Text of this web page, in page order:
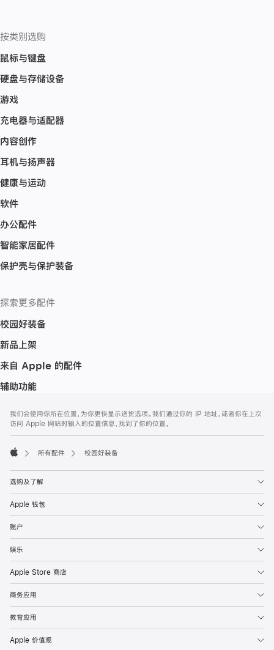
按类别选购
鼠标与键盘
硬盘与存储设备
游戏
充电器与适配器
内容创作
耳机与扬声器
健康与运动
软件
办公配件
智能家居配件
保护壳与保护装备
探索更多配件
校园好装备
新品上架
来自 Apple 的配件
辅助功能
页
页
脚
注
我们会使用你所在位置，为你更快显示送货选项。我们通过你的 IP 地址，或者你在上次
访问 Apple 网站时输入的位置信息，找到了你的位置。
所有配件 校园好装备
选购及了解
Apple 钱包
账户
娱乐
Apple Store 商店
商务应用
教育应用
Apple 价值观